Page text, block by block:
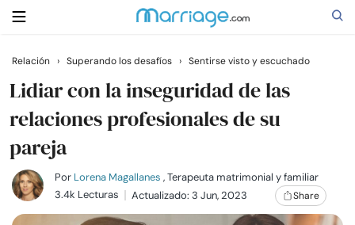
Buscar
Casarse
Relaciones
Relación › Superando los desafíos › Sentirse visto y escuchado
Lidiar con la inseguridad de las
relaciones profesionales de su
pareja
Por Lorena Magallanes , Terapeuta matrimonial y familiar
3.4k Lecturas
Actualizado: 3 Jun, 2023 Share